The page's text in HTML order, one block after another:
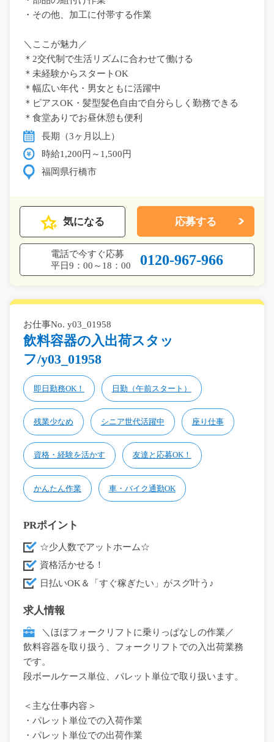
・その他、加工に付帯する作業
＼ここが魅力／
＊2交代制で生活リズムに合わせて働ける
＊未経験からスタートOK
＊幅広い年代・男女ともに活躍中
＊ピアスOK・髪型髪色自由で自分らしく勤務できる
＊食堂ありでお昼休憩も便利
長期（3ヶ月以上）
時給1,200円～1,500円
福岡県行橋市
気になる 応募する
電話で今すぐ応募
平日9：00～18：00
0120-967-966
お仕事No. y03_01958
飲料容器の入出荷スタッ
フ/y03_01958
即日勤務OK！ 日勤（午前スタート）
残業少なめ シニア世代活躍中 座り仕事
資格・経験を活かす 友達と応募OK！
かんたん作業 車・バイク通勤OK
PRポイント
☆少人数でアットホーム☆
資格活かせる！
日払いOK＆「すぐ稼ぎたい」がスグ叶う♪
求人情報
＼ほぼフォークリフトに乗りっぱなしの作業／
飲料容器を取り扱う、フォークリフトでの入出荷業務
です。
段ボールケース単位、パレット単位で取り扱います。
＜主な仕事内容＞
・パレット単位での入荷作業
・パレット単位での出荷作業